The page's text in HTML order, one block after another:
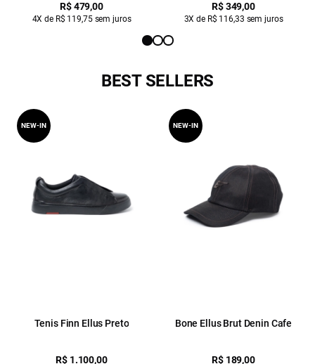
R$ 479,00
4X de R$ 119,75 sem juros
R$ 349,00
3X de R$ 116,33 sem juros
BEST SELLERS
Tenis Finn Ellus Preto
R$ 1.100,00
NEW-IN
Bone Ellus Brut Denin Cafe
R$ 189,00
NEW-IN